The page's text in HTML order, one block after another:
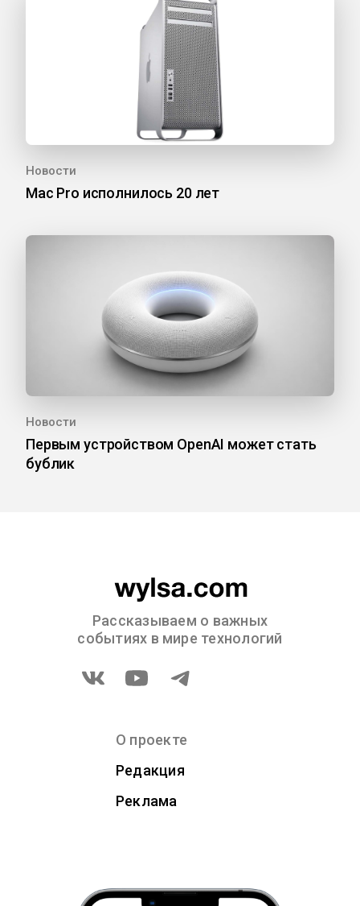
Новости
Mac Pro исполнилось 20 лет
Новости
Первым устройством OpenAI может стать
бублик
Рассказываем о важных
событиях в мире технологий
О проекте
Редакция
Реклама